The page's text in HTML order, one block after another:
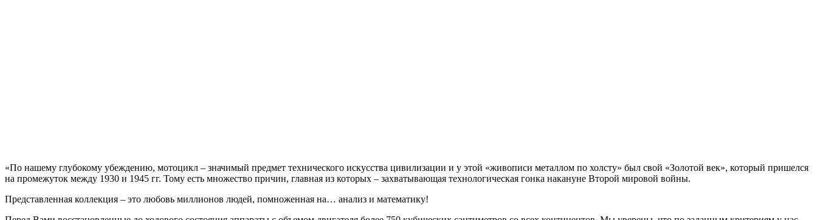
«По нашему глубокому убеждению, мотоцикл – значимый предмет технического искусства цивилизации и у этой «живописи металлом по холсту» был свой «Золотой век», который пришелся
на промежуток между 1930 и 1945 гг. Тому есть множество причин, главная из которых – захватывающая технологическая гонка накануне Второй мировой войны.
Представленная коллекция – это любовь миллионов людей, помноженная на… анализ и математику!